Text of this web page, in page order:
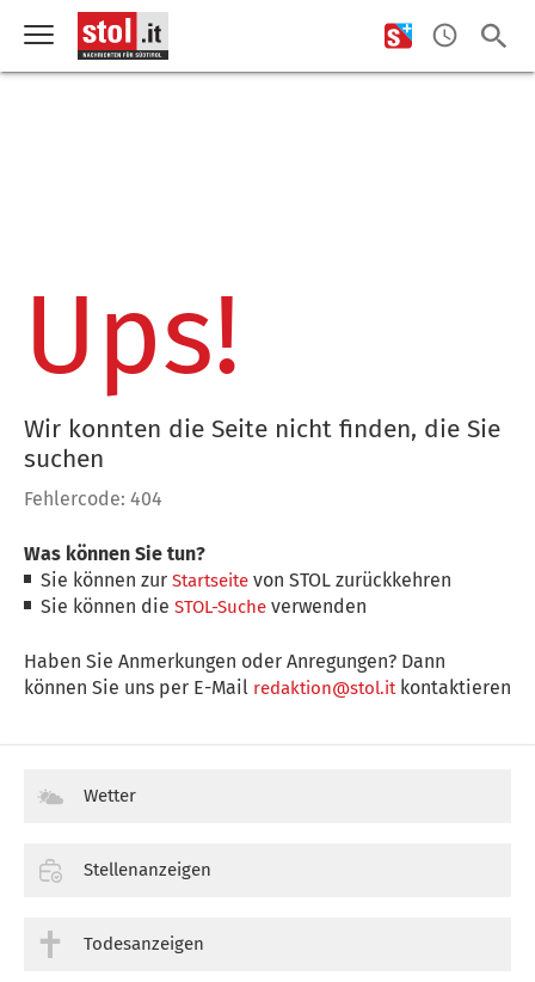
Ups!
Wir konnten die Seite nicht finden, die Sie
suchen
Fehlercode: 404
Was können Sie tun?
Sie können zurStartseite von STOL zurückkehren
Sie können dieSTOL-Suche verwenden
Haben Sie Anmerkungen oder Anregungen? Dann
können Sie uns per E-Mail redaktion@stol.itkontaktieren
Wetter
Stellenanzeigen
Todesanzeigen